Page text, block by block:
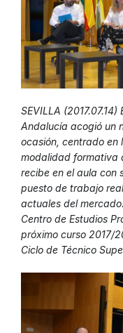
SEVILLA
Andalucía acogió un
ocasión, centrado en
modalidad formativa
recibe en el aula con
puesto de trabajo
actuales del
Centro de Estudios
próximo curso 2017/
Ciclo de Técnico